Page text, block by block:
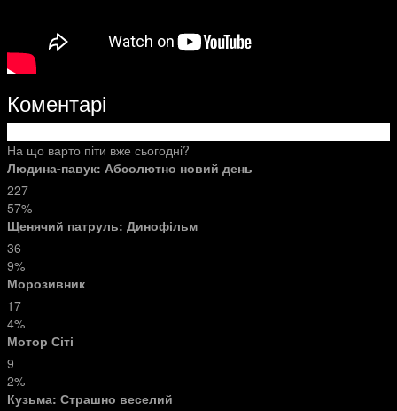
Коментарі
На що варто піти вже сьогодні?
Людина-павук: Абсолютно новий день
227
57%
Щенячий патруль: Динофільм
36
9%
Морозивник
17
4%
Мотор Сіті
9
2%
Кузьма: Страшно веселий